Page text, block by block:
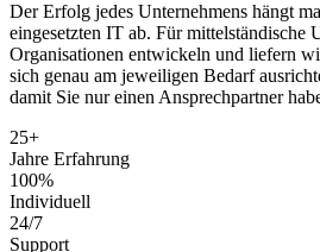
Der Erfolg jedes Unternehmens hängt
eingesetzten IT ab. Für mittelständische
Organisationen entwickeln und liefern
sich genau am jeweiligen Bedarf
damit Sie nur einen Ansprechpartner
25+
Jahre Erfahrung
100%
Individuell
24/7
Support